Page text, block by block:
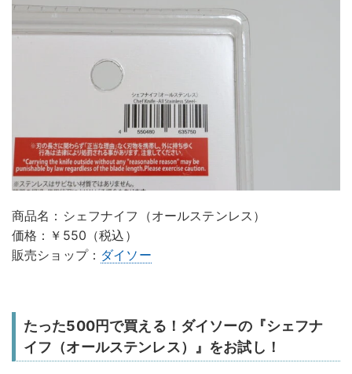
商品名：シェフナイフ（オールステンレス）
価格：￥550（税込）
販売ショップ： ダイソー
たった500円で買える！ダイソーの『シェフナ
イフ（オールステンレス）』をお試し！